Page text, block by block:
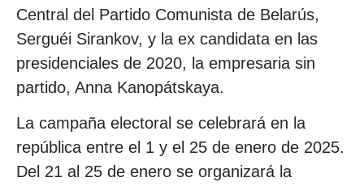
Central del Partido Comunista de Belarús,
Serguéi Sirankov, y la ex candidata en las
presidenciales de 2020, la empresaria sin
partido, Anna Kanopátskaya.
La campaña electoral se celebrará en la
república entre el 1 y el 25 de enero de 2025.
Del 21 al 25 de enero se organizará la